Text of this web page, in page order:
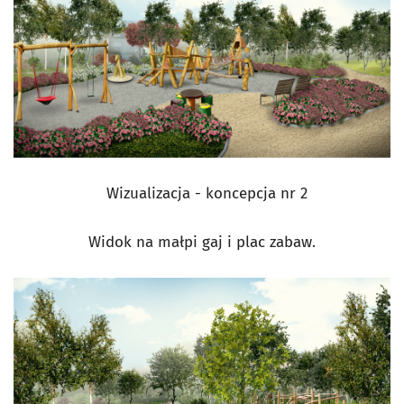
Wizualizacja - koncepcja nr 2
Widok na małpi gaj i plac zabaw.